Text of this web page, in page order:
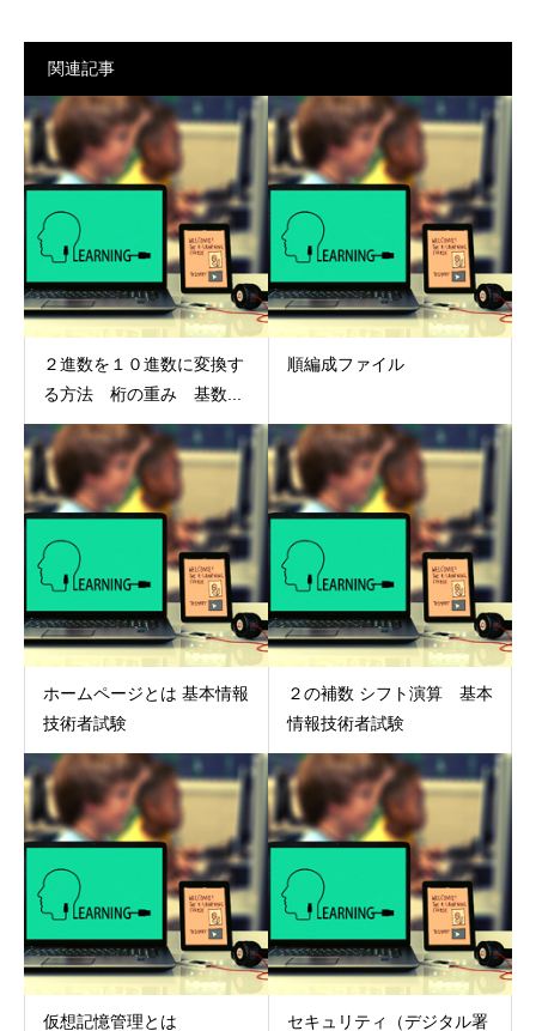
関連記事
２進数を１０進数に変換す
る方法 桁の重み 基数...
順編成ファイル
ホームページとは 基本情報
技術者試験
２の補数 シフト演算 基本
情報技術者試験
仮想記憶管理とは
セキュリティ（デジタル署